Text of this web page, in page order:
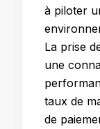
à piloter
La prise
une
taux de
de